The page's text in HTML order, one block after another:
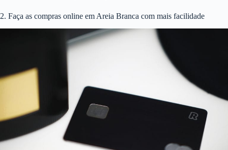
2. Faça as compras online em Areia Branca com mais facilidade